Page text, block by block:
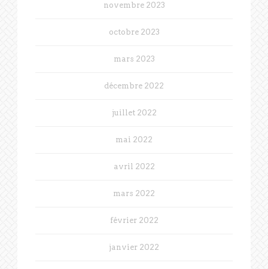
novembre 2023
octobre 2023
mars 2023
décembre 2022
juillet 2022
mai 2022
avril 2022
mars 2022
février 2022
janvier 2022